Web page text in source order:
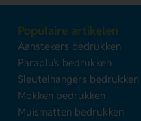
Populaire artikelen
Aanstekers bedrukken
Paraplu's bedrukken
Sleutelhangers bedrukken
Mokken bedrukken
Muismatten bedrukken